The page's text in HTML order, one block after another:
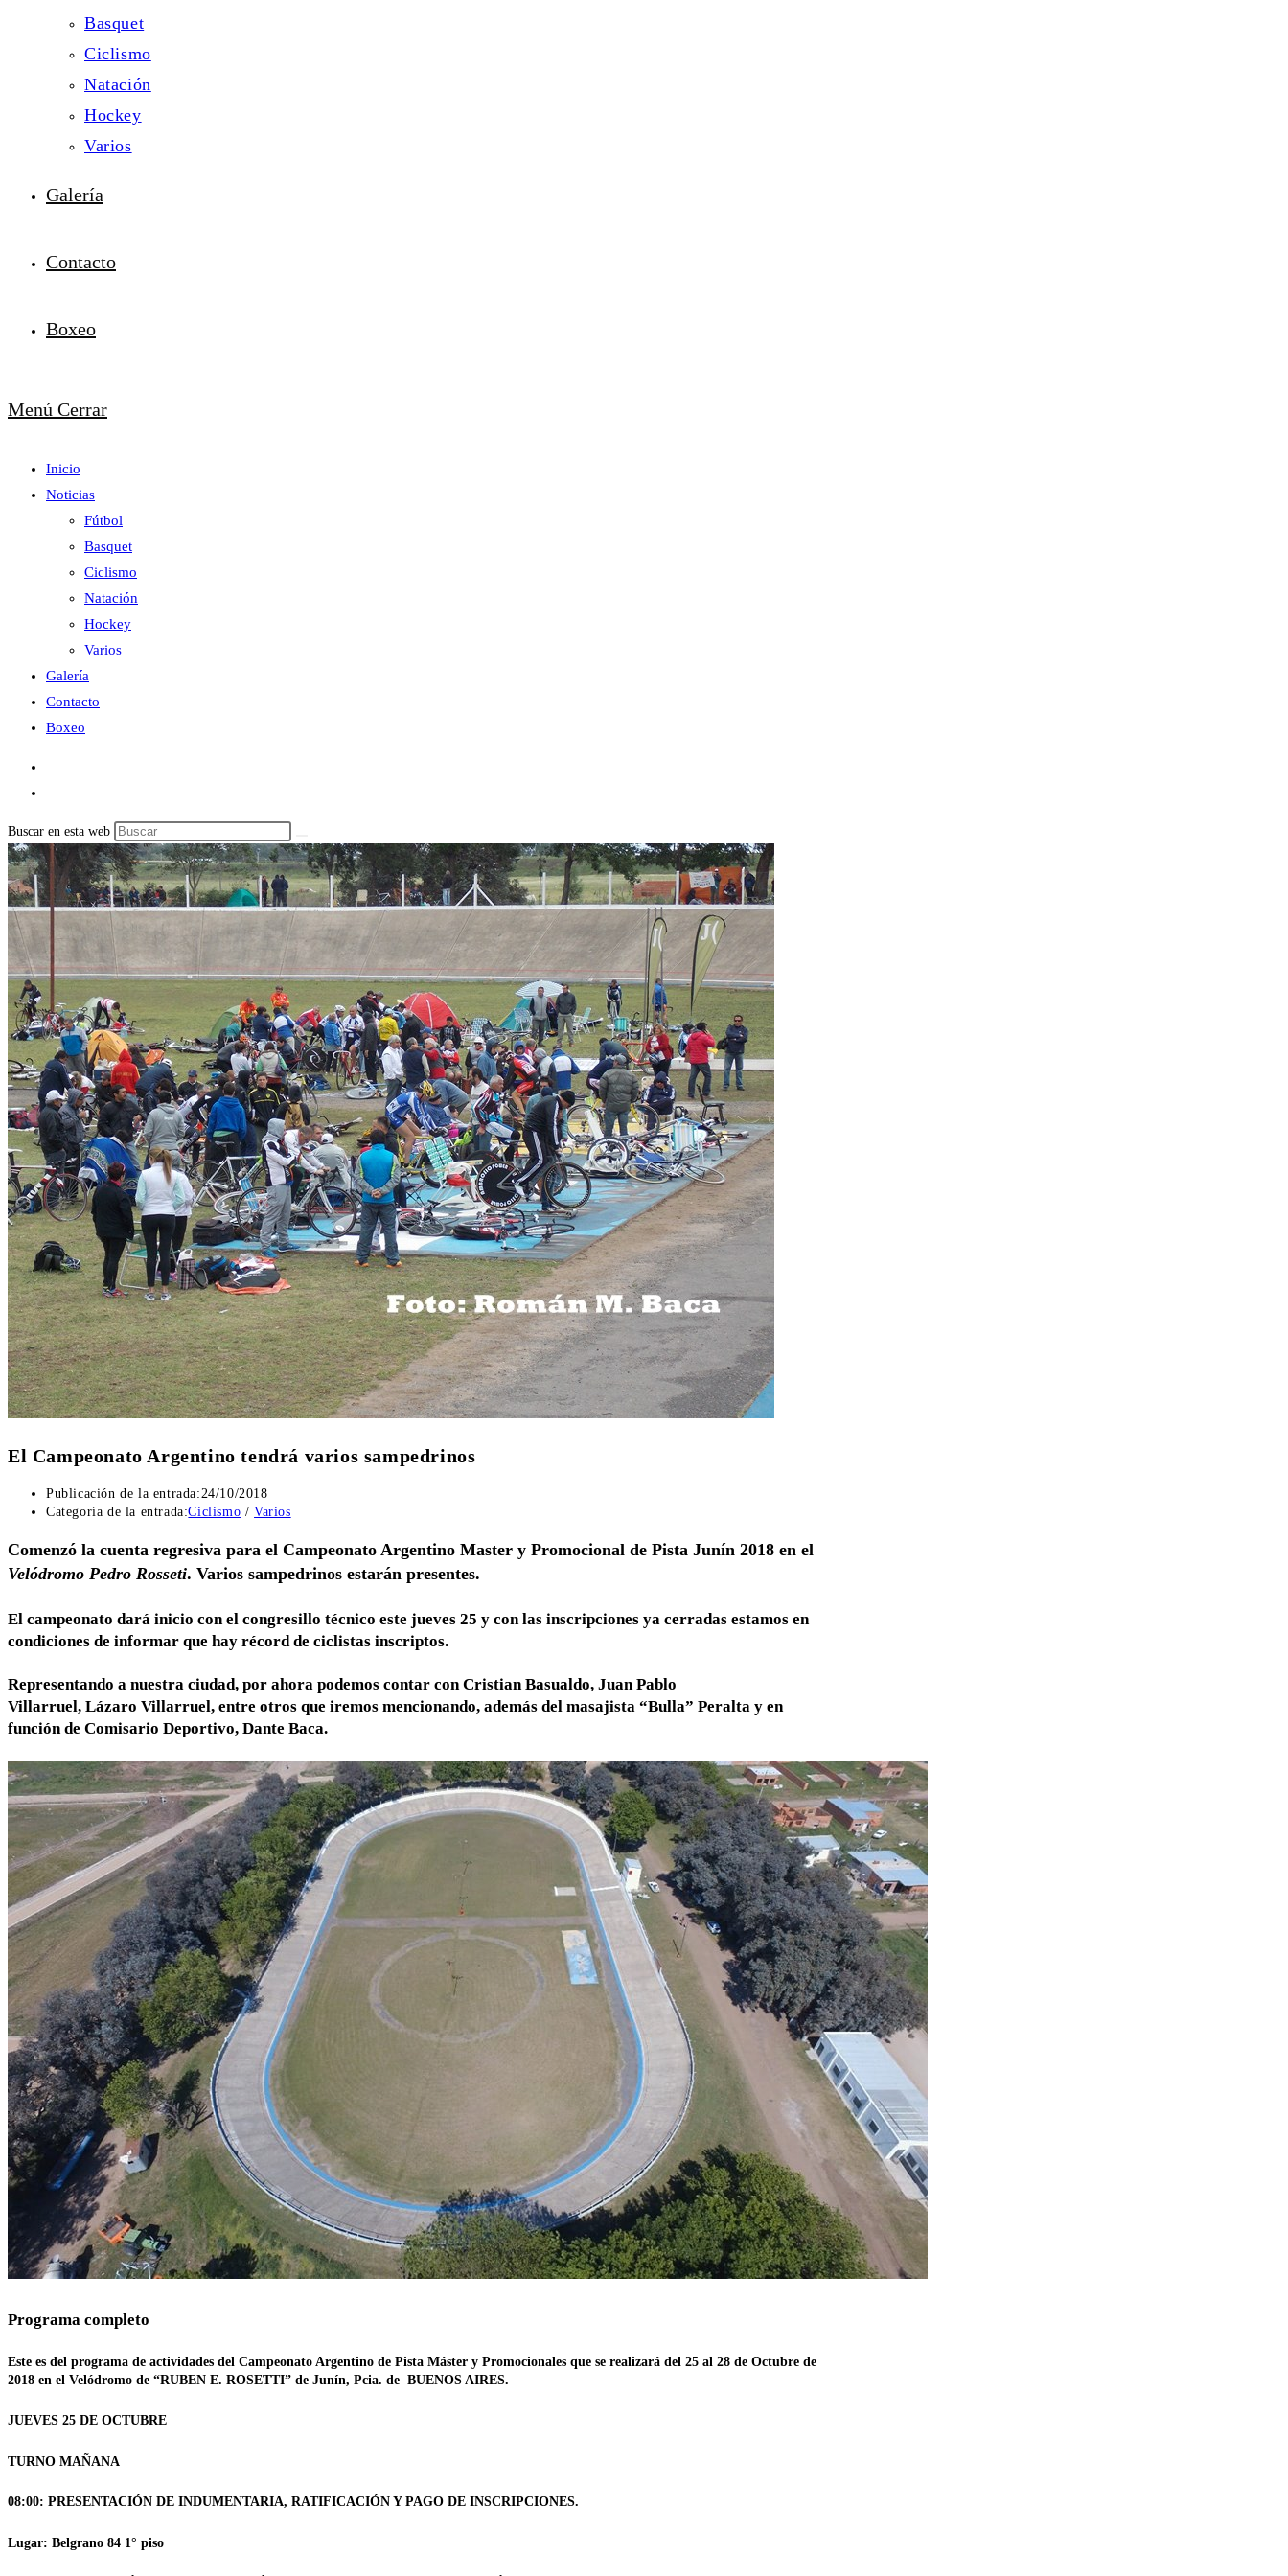
Basquet
Ciclismo
Natación
Hockey
Varios
Galería
Contacto
Boxeo
Menú Cerrar
Inicio
Noticias
Fútbol
Basquet
Ciclismo
Natación
Hockey
Varios
Galería
Contacto
Boxeo
Buscar en esta web
El Campeonato Argentino tendrá varios sampedrinos
Publicación de la entrada:24/10/2018
Categoría de la entrada:Ciclismo / Varios
Comenzó la cuenta regresiva para el Campeonato Argentino Master y Promocional de Pista Junín 2018 en el
Velódromo Pedro Rosseti. Varios sampedrinos estarán presentes.
El campeonato dará inicio con el congresillo técnico este jueves 25 y con las inscripciones ya cerradas estamos en
condiciones de informar que hay récord de ciclistas inscriptos.
Representando a nuestra ciudad, por ahora podemos contar con Cristian Basualdo, Juan Pablo
Villarruel, Lázaro Villarruel, entre otros que iremos mencionando, además del masajista “Bulla” Peralta y en
función de Comisario Deportivo, Dante Baca.
Programa completo
Este es del programa de actividades del Campeonato Argentino de Pista Máster y Promocionales que se realizará del 25 al 28 de Octubre de
2018 en el Velódromo de “RUBEN E. ROSETTI” de Junín, Pcia. de BUENOS AIRES.
JUEVES 25 DE OCTUBRE
TURNO MAÑANA
08:00: PRESENTACIÓN DE INDUMENTARIA, RATIFICACIÓN Y PAGO DE INSCRIPCIONES.
Lugar: Belgrano 84 1° piso